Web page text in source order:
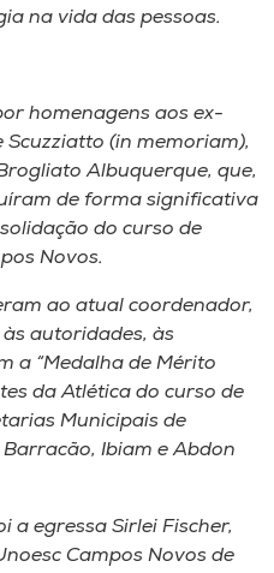
na vida das pessoas.
homenagens aos ex-
Scuzziatto (in memoriam),
Albuquerque, que,
de forma significativa
do curso de
Novos.
ao atual coordenador,
autoridades, às
a “Medalha de Mérito
da Atlética do curso de
Municipais de
Barracão, Ibiam e Abdon
a egressa Sirlei Fischer,
Campos Novos de